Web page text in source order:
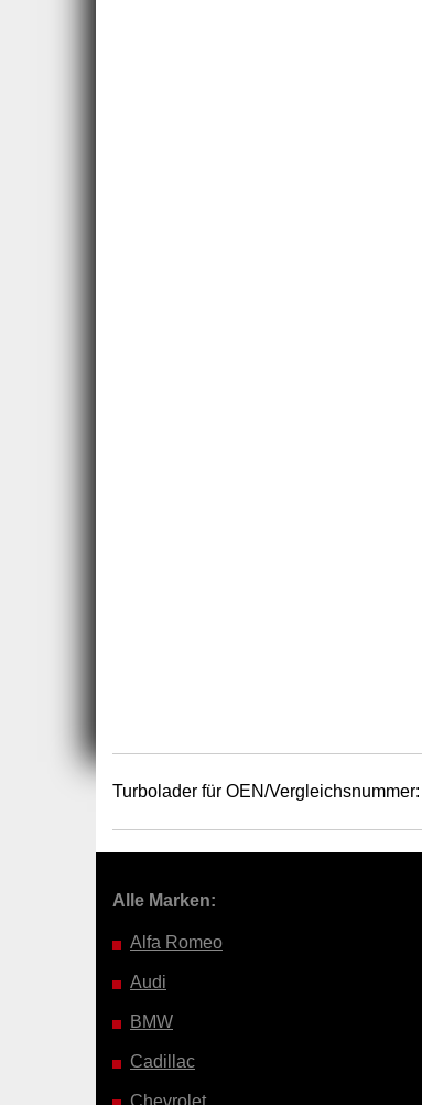
Turbolader für OEN/Vergleichsnummer:
Alle Marken:
Alfa Romeo
Audi
BMW
Cadillac
Chevrolet